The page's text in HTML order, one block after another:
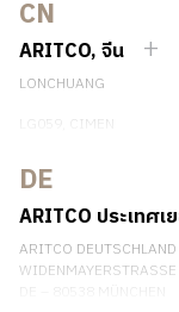
CN
ARITCO, จีน
LONCHUANG
LG059, CIMEN
SHANGHAI, CHINA
EMAIL:
เบอร์โทรศัพท์: +86 400
ติดต่อเรา
DE
ARITCO ประเทศเ
ARITCO